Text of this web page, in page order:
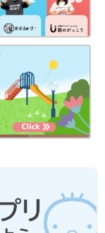
され、大人気とな
西松屋やしまむら
える、ミッフィー
数も増えるので、
ですよね。今回ご
のこと、オシャレ
かり。ぜひお店で
のものです。